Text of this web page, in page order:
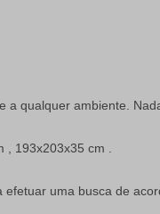
qualquer ambiente.
193x203x35 cm .
uma busca de